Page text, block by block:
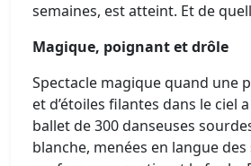
semaines, est atteint. Et de
Magique, poignant et drôle
Spectacle magique quand une
et d’étoiles filantes dans le ciel
ballet de 300 danseuses
blanche, menées en langue